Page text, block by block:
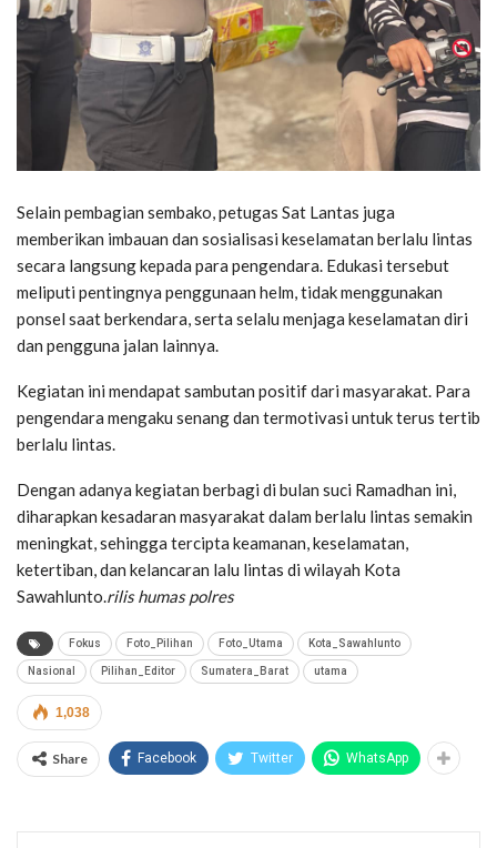
Selain pembagian sembako, petugas Sat Lantas juga
memberikan imbauan dan sosialisasi keselamatan berlalu lintas
secara langsung kepada para pengendara. Edukasi tersebut
meliputi pentingnya penggunaan helm, tidak menggunakan
ponsel saat berkendara, serta selalu menjaga keselamatan diri
dan pengguna jalan lainnya.
Kegiatan ini mendapat sambutan positif dari masyarakat. Para
pengendara mengaku senang dan termotivasi untuk terus tertib
berlalu lintas.
Dengan adanya kegiatan berbagi di bulan suci Ramadhan ini,
diharapkan kesadaran masyarakat dalam berlalu lintas semakin
meningkat, sehingga tercipta keamanan, keselamatan,
ketertiban, dan kelancaran lalu lintas di wilayah Kota
Sawahlunto.rilis humas polres
Fokus Foto_Pilihan Foto_Utama Kota_Sawahlunto
Nasional Pilihan_Editor Sumatera_Barat utama
1,038
Share Facebook Twitter WhatsApp